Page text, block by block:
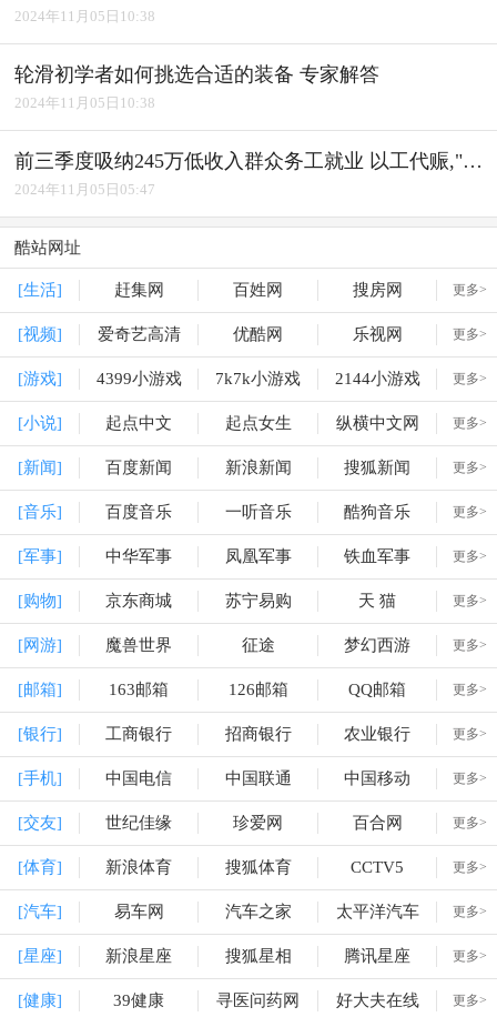
2024年11月05日10:38
轮滑初学者如何挑选合适的装备 专家解答
2024年11月05日10:38
前三季度吸纳245万低收入群众务工就业 以工代赈,"赈"出实效
2024年11月05日05:47
酷站网址
[生活] 赶集网 百姓网 搜房网 更多>
[视频] 爱奇艺高清 优酷网 乐视网 更多>
[游戏] 4399小游戏 7k7k小游戏 2144小游戏 更多>
[小说] 起点中文 起点女生 纵横中文网 更多>
[新闻] 百度新闻 新浪新闻 搜狐新闻 更多>
[音乐] 百度音乐 一听音乐 酷狗音乐 更多>
[军事] 中华军事 凤凰军事 铁血军事 更多>
[购物] 京东商城 苏宁易购 天 猫 更多>
[网游] 魔兽世界 征途 梦幻西游 更多>
[邮箱] 163邮箱 126邮箱 QQ邮箱 更多>
[银行] 工商银行 招商银行 农业银行 更多>
[手机] 中国电信 中国联通 中国移动 更多>
[交友] 世纪佳缘 珍爱网 百合网 更多>
[体育] 新浪体育 搜狐体育 CCTV5 更多>
[汽车] 易车网 汽车之家 太平洋汽车 更多>
[星座] 新浪星座 搜狐星相 腾讯星座 更多>
[健康] 39健康 寻医问药网 好大夫在线 更多>